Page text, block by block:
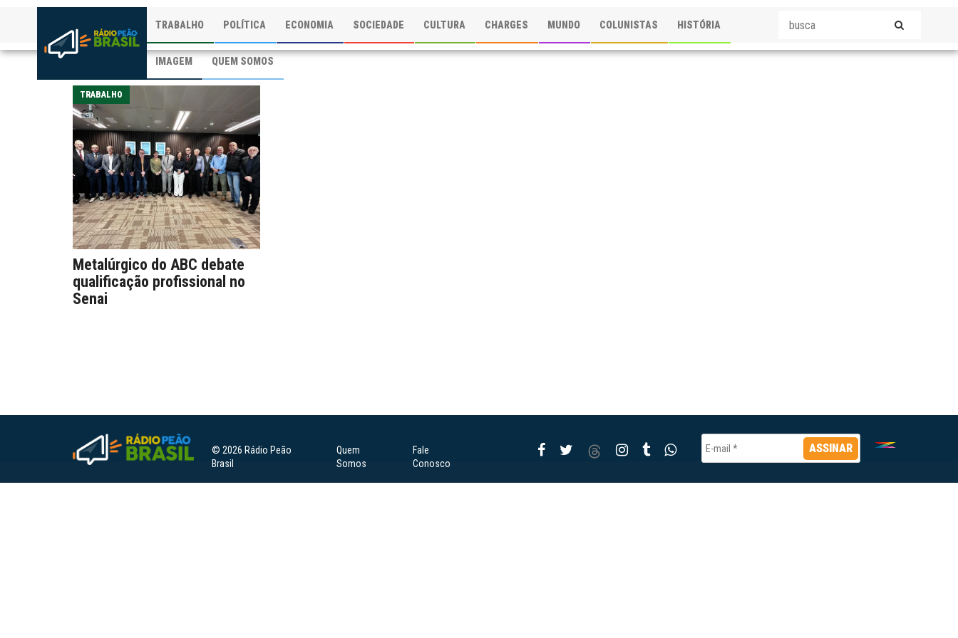
TRABALHO POLÍTICA ECONOMIA SOCIEDADE CULTURA CHARGES MUNDO COLUNISTAS HISTÓRIA
IMAGEM QUEM SOMOS
TRABALHO
Metalúrgico do ABC debate
qualificação profissional no
Senai
© 2026 Rádio Peão
Brasil
Quem
Somos
Fale
Conosco